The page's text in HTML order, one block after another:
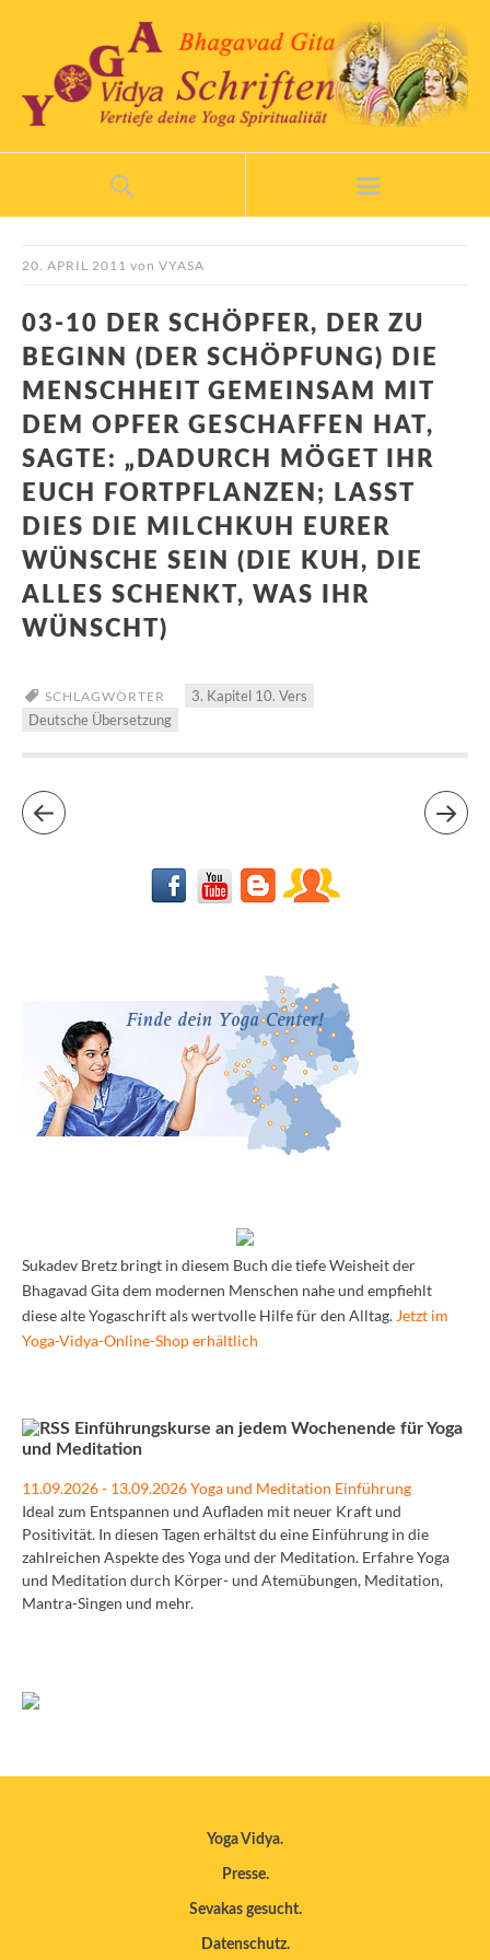
20. APRIL 2011 von VYASA
03-10 DER SCHÖPFER, DER ZU
BEGINN (DER SCHÖPFUNG) DIE
MENSCHHEIT GEMEINSAM MIT
DEM OPFER GESCHAFFEN HAT,
SAGTE: „DADURCH MÖGET IHR
EUCH FORTPFLANZEN; LASST
DIES DIE MILCHKUH EURER
WÜNSCHE SEIN (DIE KUH, DIE
ALLES SCHENKT, WAS IHR
WÜNSCHT)
SCHLAGWÖRTER
3. Kapitel 10. Vers
Deutsche Übersetzung
Sukadev Bretz bringt in diesem Buch die tiefe Weisheit der
Bhagavad Gita dem modernen Menschen nahe und empfiehlt
diese alte Yogaschrift als wertvolle Hilfe für den Alltag. Jetzt im
Yoga-Vidya-Online-Shop erhältlich
Einführungskurse an jedem Wochenende für Yoga
und Meditation
11.09.2026 - 13.09.2026 Yoga und Meditation Einführung
Ideal zum Entspannen und Aufladen mit neuer Kraft und
Positivität. In diesen Tagen erhältst du eine Einführung in die
zahlreichen Aspekte des Yoga und der Meditation. Erfahre Yoga
und Meditation durch Körper- und Atemübungen, Meditation,
Mantra-Singen und mehr.
Yoga Vidya
Presse
Sevakas gesucht
Datenschutz